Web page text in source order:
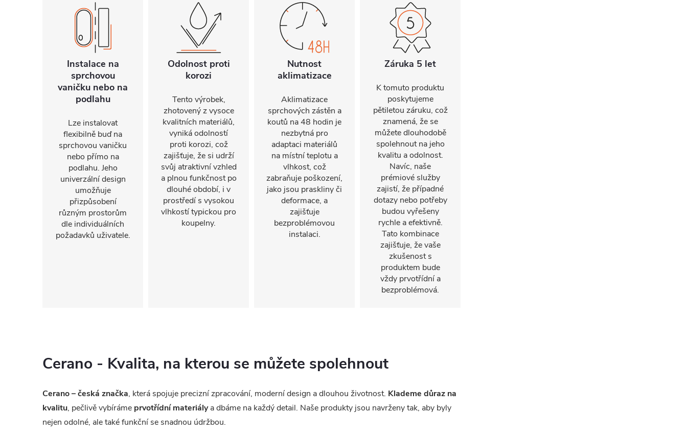
Instalace na
sprchovou
vaničku nebo na
podlahu
Lze instalovat
flexibilně buď na
sprchovou vaničku
nebo přímo na
podlahu. Jeho
univerzální design
umožňuje
přizpůsobení
různým prostorům
dle individuálních
požadavků uživatele.
Odolnost proti
korozi
Tento výrobek,
zhotovený z vysoce
kvalitních materiálů,
vyniká odolností
proti korozi, což
zajišťuje, že si udrží
svůj atraktivní vzhled
a plnou funkčnost po
dlouhé období, i v
prostředí s vysokou
vlhkostí typickou pro
koupelny.
Nutnost
aklimatizace
Aklimatizace
sprchových zástěn a
koutů na 48 hodin je
nezbytná pro
adaptaci materiálů
na místní teplotu a
vlhkost, což
zabraňuje poškození,
jako jsou praskliny či
deformace, a
zajišťuje
bezproblémovou
instalaci.
Záruka 5 let
K tomuto produktu
poskytujeme
pětiletou záruku, což
znamená, že se
můžete dlouhodobě
spolehnout na jeho
kvalitu a odolnost.
Navíc, naše
prémiové služby
zajistí, že případné
dotazy nebo potřeby
budou vyřešeny
rychle a efektivně.
Tato kombinace
zajišťuje, že vaše
zkušenost s
produktem bude
vždy prvotřídní a
bezproblémová.
Cerano - Kvalita, na kterou se můžete spolehnout
Cerano – česká značka, která spojuje precizní zpracování, moderní design a dlouhou životnost. Klademe důraz na
kvalitu, pečlivě vybíráme prvotřídní materiálya dbáme na každý detail. Naše produkty jsou navrženy tak, aby byly
nejen odolné, ale také funkční se snadnou údržbou.